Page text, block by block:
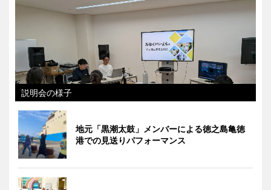
説明会の様子
地元「黒潮太鼓」メンバーによる徳之島亀徳
港での見送りパフォーマンス